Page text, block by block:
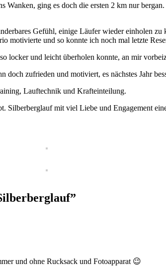
ging es doch die ersten 2 km nur
Gefühl, einige Läufer wieder einholen
motivierte und so konnte ich noch mal letzte
locker und leicht überholen konnte, an mir
zufrieden und motiviert, es nächstes Jahr
Lauftechnik und Krafteinteilung.
Silberberglauf mit viel Liebe und Engagement
und ohne Rucksack und Fotoapparat 😉